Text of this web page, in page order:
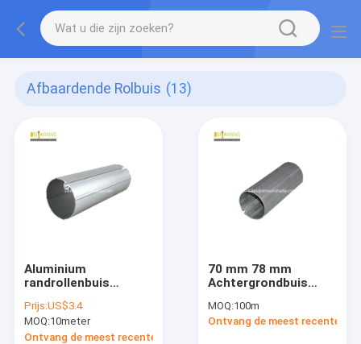
Afbaardende Rolbuis (13)
Aluminium
randrollenbuis
randranden
Spullenbuis
Prijs:US$3.4
MOQ:10meter
Ontvang de meest recente Prijs
70 mm 78 mm
Achtergrondbuis
Aluminium
Achtergrondrollerbuis
MOQ:100m
Ontvang de meest recente